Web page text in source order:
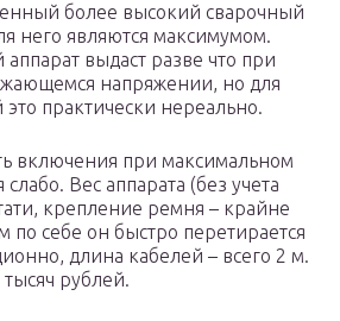
более высокий сварочный
него являются максимумом.
выдаст разве что при
напряжении, но для
практически нереально.
включения при максимальном
слабо. Вес аппарата (без учета
крепление ремня – крайне
по себе он быстро перетирается
длина кабелей – всего 2 м.
рублей.